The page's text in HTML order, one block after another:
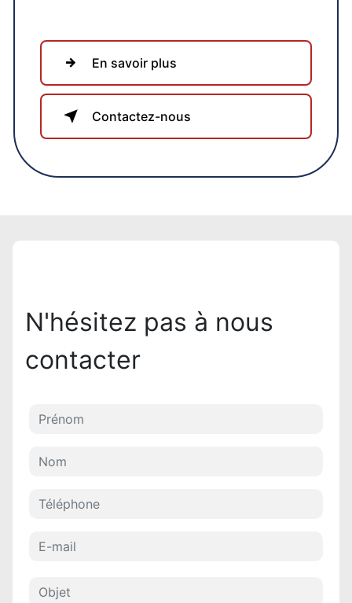
En savoir plus
Contactez-nous
N'hésitez pas à nous
contacter